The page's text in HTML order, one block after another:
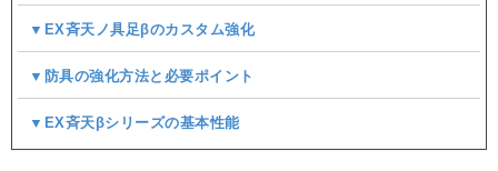
▼EX斉天ノ具足βのカスタム強化
▼防具の強化方法と必要ポイント
▼EX斉天βシリーズの基本性能